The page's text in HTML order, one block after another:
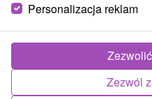
Region turystyczny
Malé Karpaty, Bratislavský
Znalazłeś błąd lub chcesz
Personalizacja reklam
Zezwól